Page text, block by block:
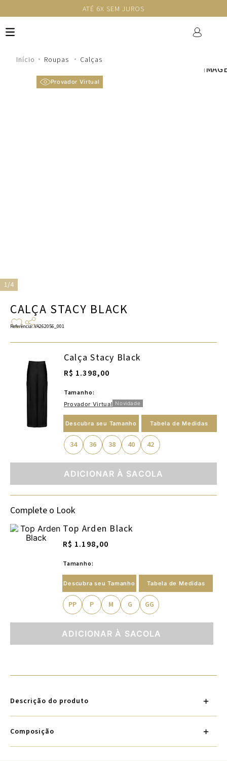
ATÉ 6X SEM JUROS
Roupas Calças
Provador Virtual
1/4
CALÇA STACY BLACK
Referência:VA262056_001
Calça Stacy Black
R$ 1.398,00
Tamanho:
Provador Virtual Novidade
Descubra seu Tamanho Tabela de Medidas
34 36 38 40 42
ADICIONAR À SACOLA
Complete o Look
Top Arden Black
R$ 1.198,00
Tamanho:
Descubra seu Tamanho Tabela de Medidas
PP P M G GG
ADICIONAR À SACOLA
Descrição do produto
Composição